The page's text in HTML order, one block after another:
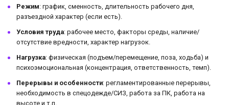
Режим: график, сменность, длительность рабочего дня,
разъездной характер (если есть).
Условия труда: рабочее место, факторы среды, наличие/
отсутствие вредности, характер нагрузок.
Нагрузка: физическая (подъем/перемещение, поза, ходьба) и
психоэмоциональная (концентрация, ответственность, темп).
Перерывы и особенности: регламентированные перерывы,
необходимость в спецодежде/СИЗ, работа за ПК, работа на
высоте и т.п.